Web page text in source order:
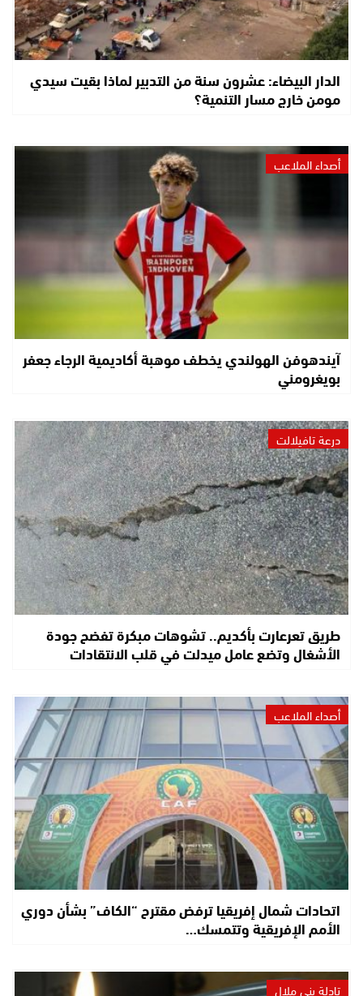
الدار البيضاء: عشرون سنة من التدبير لماذا بقيت سيدي
مومن خارج مسار التنمية؟
أصداء الملاعب
آيندهوفن الهولندي يخطف موهبة أكاديمية الرجاء جعفر
بويغرومني
درعة تافيلالت
طريق تعرعارت بأكديم.. تشوهات مبكرة تفضح جودة
الأشغال وتضع عامل ميدلت في قلب الانتقادات
أصداء الملاعب
اتحادات شمال إفريقيا ترفض مقترح “الكاف” بشأن دوري
الأمم الإفريقية وتتمسك…
تادلة بني ملال